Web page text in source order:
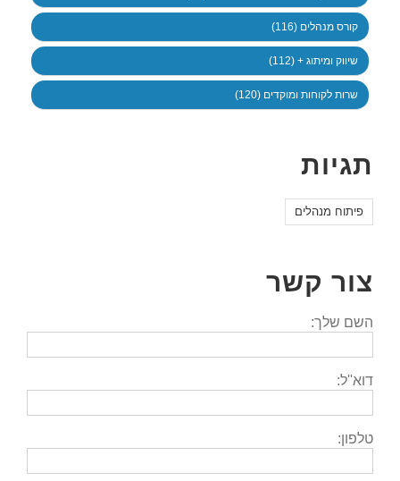
קורס מנהלים (116)
שיווק ומיתוג + (112)
שרות לקוחות ומוקדים (120)
תגיות
פיתוח מנהלים
צור קשר
השם שלך:
דוא''ל:
טלפון: